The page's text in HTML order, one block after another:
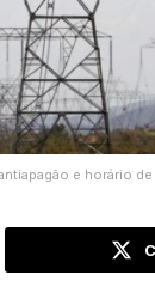
e horário